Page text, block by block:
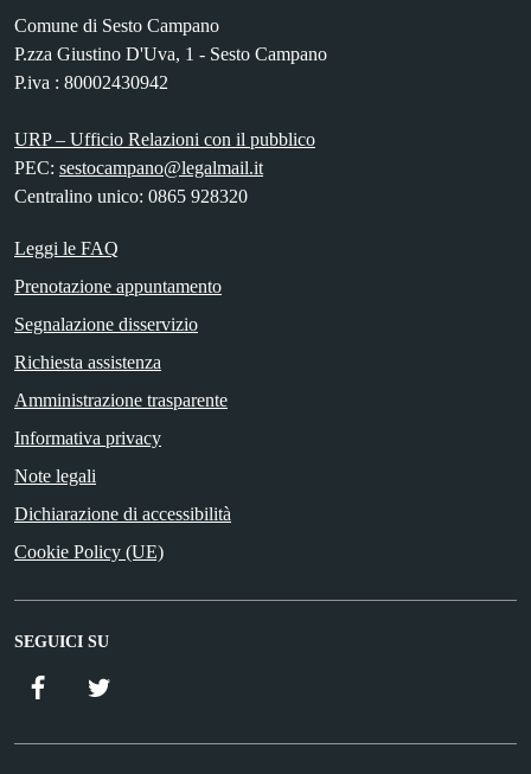
Comune di Sesto Campano
P.zza Giustino D'Uva, 1 - Sesto Campano
P.iva : 80002430942
URP – Ufficio Relazioni con il pubblico
PEC: sestocampano@legalmail.it
Centralino unico: 0865 928320
Leggi le FAQ
Prenotazione appuntamento
Segnalazione disservizio
Richiesta assistenza
Amministrazione trasparente
Informativa privacy
Note legali
Dichiarazione di accessibilità
Cookie Policy (UE)
SEGUICI SU
Facebook